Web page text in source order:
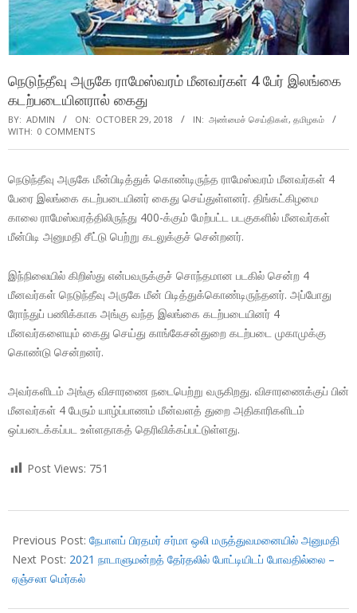
நெடுந்தீவு அருகே ராமேஸ்வரம் மீனவர்கள் 4 பேர் இலங்கை
கடற்படையினரால் கைது
BY: ADMIN ON: OCTOBER 29, 2018 IN: அண்மைச் செய்திகள், தமிழகம்
WITH: 0 COMMENTS
நெடுந்தீவு அருகே மீன்பிடித்துக் கொண்டிருந்த ராமேஸ்வரம் மீனவர்கள் 4
பேரை இலங்கை கடற்படையினர் கைது செய்துள்ளனர். திங்கட்கிழமை
காலை ராமேஸ்வரத்திலிருந்து 400-க்கும் மேற்பட்ட படகுகளில் மீனவர்கள்
மீன்பிடி அனுமதி சீட்டு பெற்று கடலுக்குச் சென்றனர்.
இந்நிலையில் கிறிஸ்து என்பவருக்குச் சொந்தமான படகில் சென்ற 4
மீனவர்கள் நெடுந்தீவு அருகே மீன் பிடித்துக்கொண்டிருந்தனர். அப்போது
ரோந்துப் பணிக்காக அங்கு வந்த இலங்கை கடற்படையினர் 4
மீனவர்களையும் கைது செய்து காங்கேசன்துறை கடற்படை முகாமுக்கு
கொண்டு சென்றனர்.
அவர்களிடம் அங்கு விசாரணை நடைபெற்று வருகிறது. விசாரணைக்குப் பின்
மீனவர்கள் 4 பேரும் யாழ்ப்பாணம் மீன்வளத் துறை அதிகாரிகளிடம்
ஒப்படைக்கப்பட உள்ளதாகத் தெரிவிக்கப்பட்டுள்ளது.
Post Views: 751
10-
29
Previous Post: நேபாளப் பிரதமர் சர்மா ஒலி மருத்துவமனையில் அனுமதி
Next Post: 2021 நாடாளுமன்றத் தேர்தலில் போட்டியிடப் போவதில்லை –
ஏஞ்சலா மெர்கல்